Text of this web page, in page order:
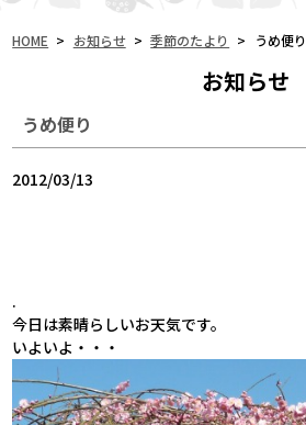
HOME > お知らせ > 季節のたより > うめ便り
お知らせ
うめ便り
2012/03/13
.
今日は素晴らしいお天気です。
いよいよ・・・